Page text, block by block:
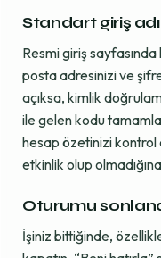
Standart giriş
Resmi giriş sayfasında
posta adresinizi ve
açıksa, kimlik
ile gelen kodu
hesap özetinizi
etkinlik olup
Oturumu
İşiniz bittiğinde,